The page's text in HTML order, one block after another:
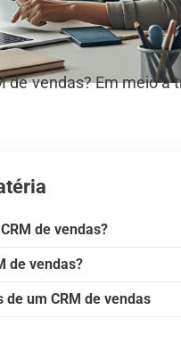
de vendas? Em meio
de vendas?
de vendas?
um CRM de vendas